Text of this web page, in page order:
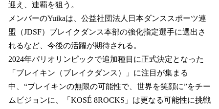
迎え、連覇を狙う。
メンバーのYuikaは、公益社団法人日本ダンススポーツ連
盟（JDSF）ブレイクダンス本部の強化指定選手に選出さ
れるなど、今後の活躍が期待される。
2024年パリオリンピックで追加種目に正式決定となった
「ブレイキン（ブレイクダンス）」に注目が集まる
中、“ブレイキンの無限の可能性で、世界を笑顔に”をチー
ムビジョンに、「KOSÉ 8ROCKS」は更なる可能性に挑戦